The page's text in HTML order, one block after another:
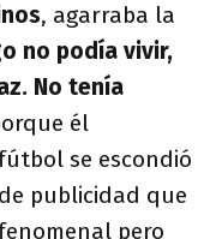
, agarraba la
no podía vivir,
No tenía
él
se escondió
publicidad que
pero